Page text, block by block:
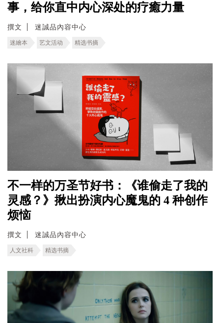
事，给你直中内心深处的疗癒力量
撰文 迷誠品內容中心
迷繪本 艺文活动 精选书摘
不一样的万圣节好书：《谁偷走了我的
灵感？》揪出扮演内心魔鬼的 4 种创作
烦恼
撰文 迷誠品內容中心
人文社科 精选书摘